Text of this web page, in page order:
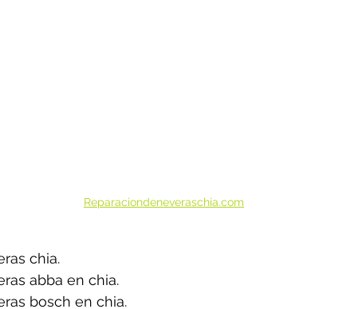
Reparaciondeneveraschia.com
chia.
abba en chia.
bosch en chia.